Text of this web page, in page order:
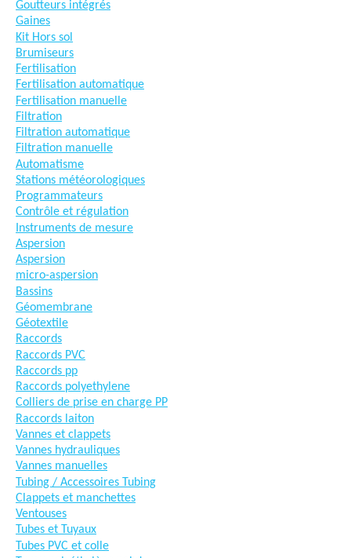
Goutteurs intégrés
Gaines
Kit Hors sol
Brumiseurs
Fertilisation
Fertilisation automatique
Fertilisation manuelle
Filtration
Filtration automatique
Filtration manuelle
Automatisme
Stations météorologiques
Programmateurs
Contrôle et régulation
Instruments de mesure
Aspersion
Aspersion
micro-aspersion
Bassins
Géomembrane
Géotextile
Raccords
Raccords PVC
Raccords pp
Raccords polyethylene
Colliers de prise en charge PP
Raccords laiton
Vannes et clappets
Vannes hydrauliques
Vannes manuelles
Tubing / Accessoires Tubing
Clappets et manchettes
Ventouses
Tubes et Tuyaux
Tubes PVC et colle